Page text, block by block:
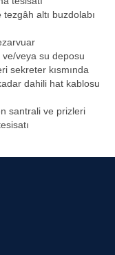
altı buzdolabı
ve/veya su deposu
sekreter kısmında
dahili hat kablosu
santrali ve prizleri